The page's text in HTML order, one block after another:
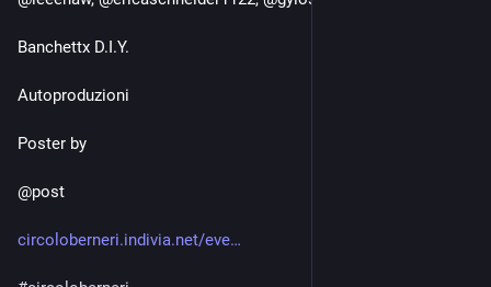
Banchettx D.I.Y.
Autoproduzioni
Poster by
@post
circoloberneri.indivia.net/eve